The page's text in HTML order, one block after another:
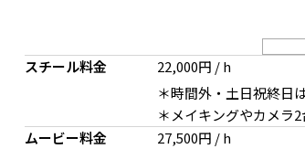
スチール料金
22,000円 / h
＊時間外・土日祝終日
＊メイキングやカメラ
ムービー料金
27,500円 / h